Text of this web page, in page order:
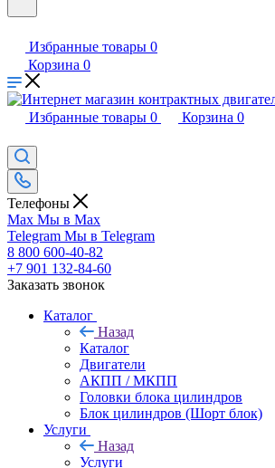
Избранные товары 0
Корзина 0
Избранные товары 0 Корзина 0
Телефоны
Max Мы в Max
Telegram Мы в Telegram
8 800 600-40-82
+7 901 132-84-60
Заказать звонок
Каталог
Назад
Каталог
Двигатели
АКПП / МКПП
Головки блока цилиндров
Блок цилиндров (Шорт блок)
Услуги
Назад
Услуги